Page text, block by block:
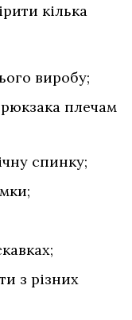
кілька
виробу;
плечам
спинку;
з різних